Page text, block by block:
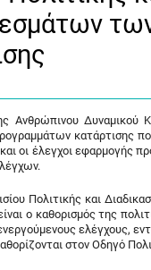
Ανθρώπινου Δυναμικού
κατάρτισης
και οι έλεγχοι
Πολιτικής και
ο καθορισμός της
ελέγχους,
στον Οδηγό